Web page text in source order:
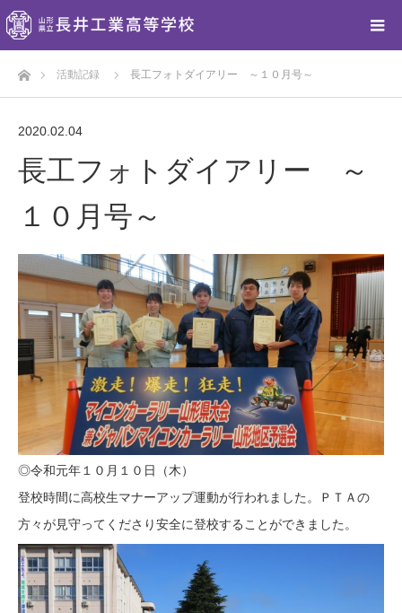
ホーム活動記録 長工フォトダイアリー ～１０月号～
2020.02.04
長工フォトダイアリー ～
１０月号～
◎令和元年１０月１０日（木）
登校時間に高校生マナーアップ運動が行われました。ＰＴＡの
方々が見守ってくださり安全に登校することができました。